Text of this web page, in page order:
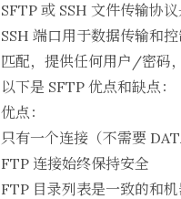
SFTP 或 SSH 文件传输协
SSH 端口用于数据传输和
匹配，提供任何用户/密码
以下是 SFTP 优点和缺点：
优点：
只有一个连接（不需要
FTP 连接始终保持安全
FTP 目录列表是一致的和